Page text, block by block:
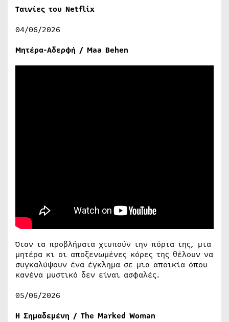
Ταινίες του Netflix
04/06/2026
Mητέρα-Αδερφή / Maa Behen
Όταν τα προβλήματα χτυπούν την πόρτα της, μια
μητέρα κι οι αποξενωμένες κόρες της θέλουν να
συγκαλύψουν ένα έγκλημα σε μια αποικία όπου
κανένα μυστικό δεν είναι ασφαλές.
05/06/2026
Η Σημαδεμένη / The Marked Woman